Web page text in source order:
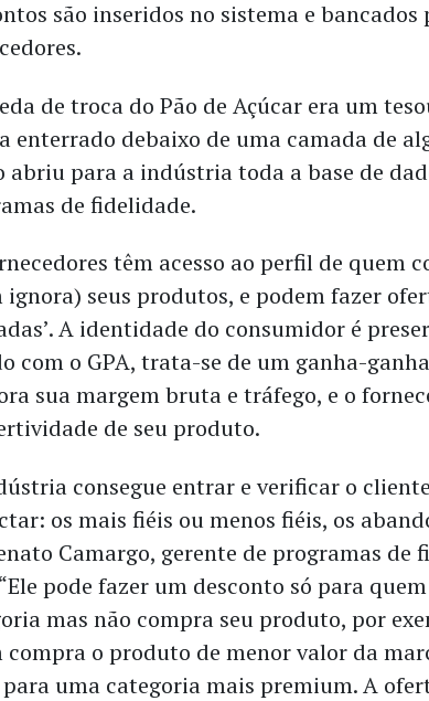
são inseridos no sistema e bancados
de troca do Pão de Açúcar era um
enterrado debaixo de uma camada de
abriu para a indústria toda a base de
de fidelidade.
têm acesso ao perfil de quem
ignora) seus produtos, e podem fazer
A identidade do consumidor é
com o GPA, trata-se de um ganha-
sua margem bruta e tráfego, e o
de seu produto.
consegue entrar e verificar o
os mais fiéis ou menos fiéis, os
Camargo, gerente de programas de
pode fazer um desconto só para
mas não compra seu produto, por
compra o produto de menor valor da
uma categoria mais premium. A